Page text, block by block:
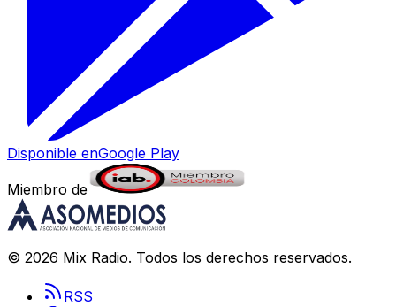
Disponible enGoogle Play
Miembro de
© 2026 Mix Radio. Todos los derechos reservados.
RSS